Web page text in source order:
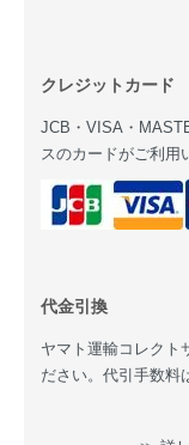
クレジットカード
JCB・VISA・
スのカードがご利用
代金引換
ヤマト運輸コレクト
ださい。代引手数料